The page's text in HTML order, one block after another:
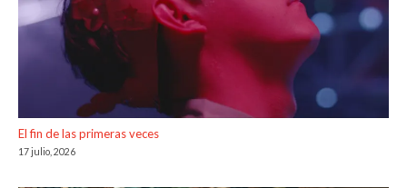
El fin de las primeras veces
17 julio, 2026